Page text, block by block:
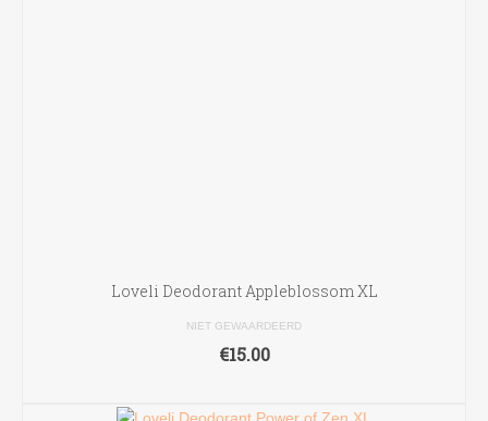
Loveli Deodorant Appleblossom XL
NIET GEWAARDEERD
€15.00